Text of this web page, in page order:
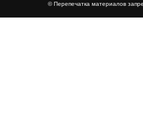
© Перепечатка материалов